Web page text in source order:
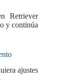
Retriever
y continúa
ajustes